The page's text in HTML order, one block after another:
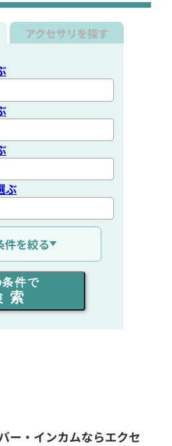
アクセサリを探す
ぶ
選ぶ
件を絞る
条件で
索
ー・インカムならエクセ